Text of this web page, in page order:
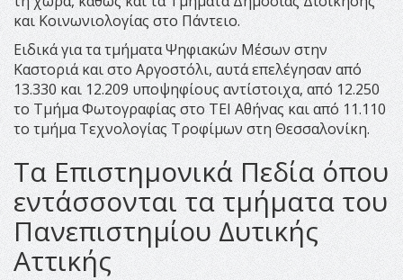
και Κοινωνιολογίας στο Πάντειο.
Ειδικά για τα τμήματα Ψηφιακών Μέσων στην
Καστοριά και στο Αργοστόλι, αυτά επελέγησαν από
13.330 και 12.209 υποψηφίους αντίστοιχα, από 12.250
το Τμήμα Φωτογραφίας στο ΤΕΙ Αθήνας και από 11.110
το τμήμα Τεχνολογίας Τροφίμων στη Θεσσαλονίκη.
Τα Επιστημονικά Πεδία όπου
εντάσσονται τα τμήματα του
Πανεπιστημίου Δυτικής
Αττικής